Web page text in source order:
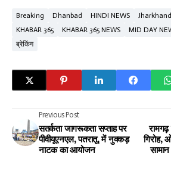
Breaking Dhanbad HINDI NEWS Jharkhand
KHABAR 365
KHABAR 365 NEWS MID DAY
ब्रेकिंग
Previous Post
सतर्कता जागरूकता सप्ताह पर
पीवीयूएनएल, पतरातू, में नुक्कड़
नाटक का आयोजन
गिरोह,